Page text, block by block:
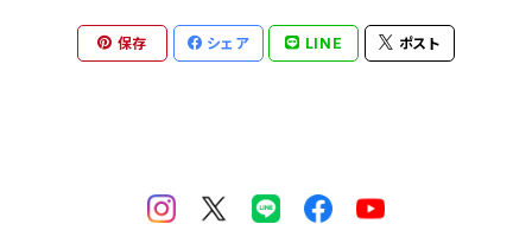
保存 シェア LINE ポスト